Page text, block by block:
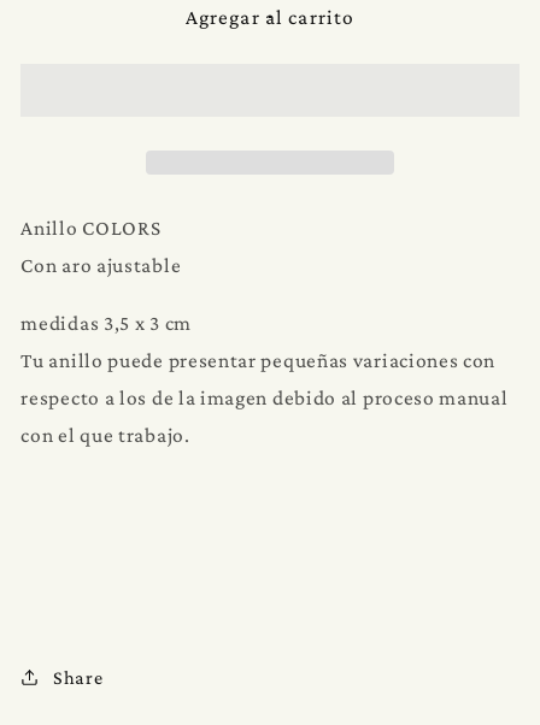
anillo
Agregar al carrito
Anillo COLORS
Con aro ajustable
medidas 3,5 x 3 cm
Tu anillo puede presentar pequeñas variaciones con
respecto a los de la imagen debido al proceso manual
con el que trabajo.
Share